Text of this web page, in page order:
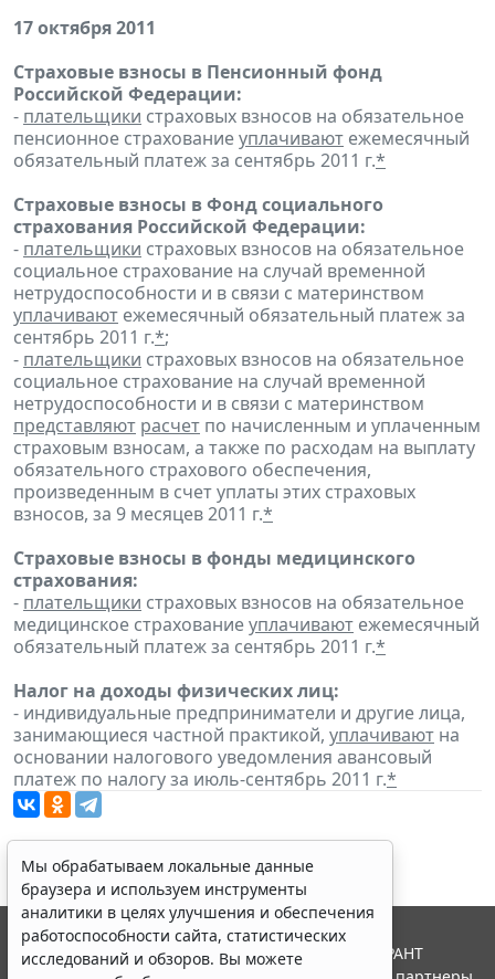
17 октября 2011
Страховые взносы в Пенсионный фонд
Российской Федерации:
- плательщики страховых взносов на обязательное
пенсионное страхованиеуплачивают ежемесячный
обязательный платеж за сентябрь 2011 г.*
Страховые взносы в Фонд социального
страхования Российской Федерации:
- плательщики страховых взносов на обязательное
социальное страхование на случай временной
нетрудоспособности и в связи с материнством
уплачивают ежемесячный обязательный платеж за
сентябрь 2011 г.*;
- плательщики страховых взносов на обязательное
социальное страхование на случай временной
нетрудоспособности и в связи с материнством
представляют расчет по начисленным и уплаченным
страховым взносам, а также по расходам на выплату
обязательного страхового обеспечения,
произведенным в счет уплаты этих страховых
взносов, за 9 месяцев 2011 г.*
Страховые взносы в фонды медицинского
страхования:
- плательщики страховых взносов на обязательное
медицинское страхованиеуплачивают ежемесячный
обязательный платеж за сентябрь 2011 г.*
Налог на доходы физических лиц:
- индивидуальные предприниматели и другие лица,
занимающиеся частной практикой, уплачивают на
основании налогового уведомления авансовый
платеж по налогу за июль-сентябрь 2011 г.*
Мы обрабатываем локальные данные
браузера и используем инструменты
аналитики в целях улучшения и обеспечения
работоспособности сайта, статистических
исследований и обзоров. Вы можете
© ООО "НПП "ГАРАНТ-СЕРВИС", 2026. Система ГАРАНТ